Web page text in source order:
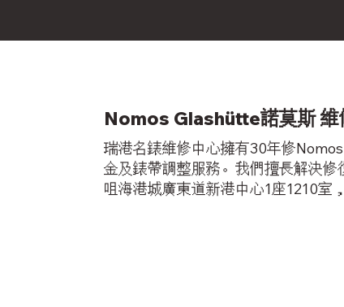
Nomos Glashütte諾莫斯 維
瑞港名錶維修中心擁有30年修
金及錶帶調整服務。我們擅長解決
咀海港城廣東道新港中心1座1210